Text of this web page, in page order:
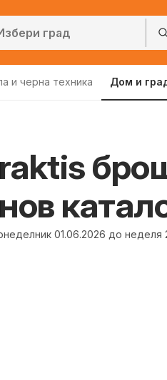
и черна техника Дом и
01.06.2026 до неделя